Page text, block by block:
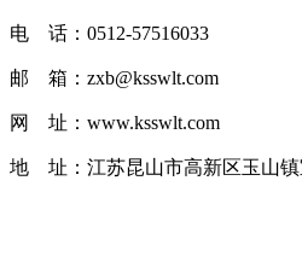
电 话：0512-57516033
邮 箱：zxb@ksswlt.com
网 址：www.ksswlt.com
地 址：江苏昆山市高新区玉山镇